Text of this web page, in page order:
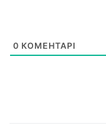
0 КОМЕНТАРІ